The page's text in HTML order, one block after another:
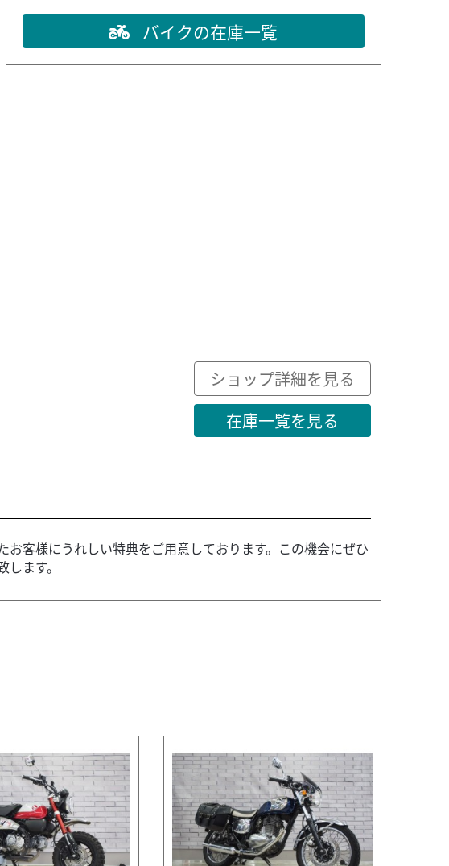
バイクの在庫一覧
ショップ詳細を見る
在庫一覧を見る
お客様にうれしい特典をご用意しております。この機会にぜひ
ます。